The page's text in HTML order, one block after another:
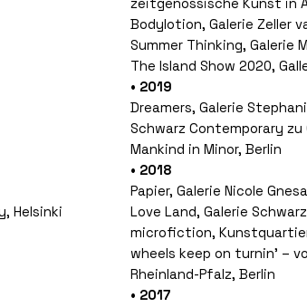
Helsinki
zeitgenössische Kunst in
Bodylotion, Galerie Zeller
Summer Thinking, Galerie
The Island Show 2020,
• 2019
Dreamers, Galerie
Schwarz Contemporary
Mankind in Minor, Berlin
• 2018
Papier, Galerie Nicole
Love Land, Galerie
microfiction,
wheels keep on turnin’ –
Rheinland-Pfalz, Berlin
• 2017